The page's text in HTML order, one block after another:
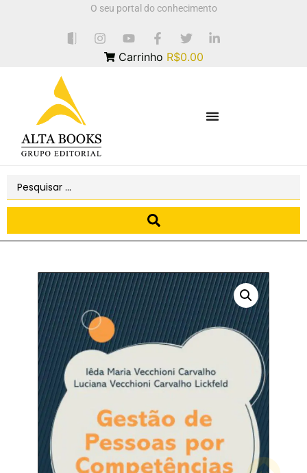
O seu portal do conhecimento
Carrinho R$0.00